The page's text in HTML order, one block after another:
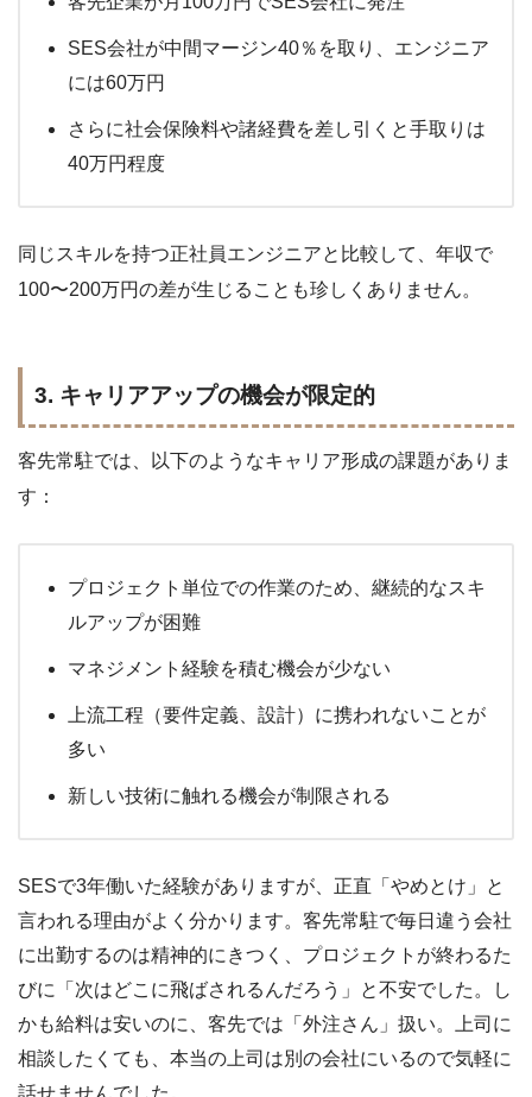
SES会社が中間マージン40％を取り、エンジニア
には60万円
さらに社会保険料や諸経費を差し引くと手取りは
40万円程度
同じスキルを持つ正社員エンジニアと比較して、年収で
100〜200万円の差が生じることも珍しくありません。
3. キャリアアップの機会が限定的
客先常駐では、以下のようなキャリア形成の課題がありま
す：
プロジェクト単位での作業のため、継続的なスキ
ルアップが困難
マネジメント経験を積む機会が少ない
上流工程（要件定義、設計）に携われないことが
多い
新しい技術に触れる機会が制限される
SESで3年働いた経験がありますが、正直「やめとけ」と
言われる理由がよく分かります。客先常駐で毎日違う会社
に出勤するのは精神的にきつく、プロジェクトが終わるた
びに「次はどこに飛ばされるんだろう」と不安でした。し
かも給料は安いのに、客先では「外注さん」扱い。上司に
相談したくても、本当の上司は別の会社にいるので気軽に
話せませんでした。